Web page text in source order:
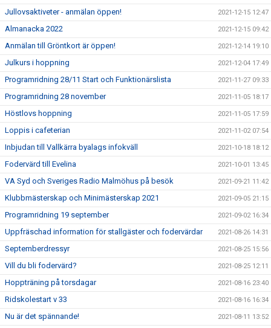
Jullovsaktiveter - anmälan öppen! 2021-12-15 12:47
Almanacka 2022 2021-12-15 09:42
Anmälan till Gröntkort är öppen! 2021-12-14 19:10
Julkurs i hoppning 2021-12-04 17:49
Programridning 28/11 Start och Funktionärslista 2021-11-27 09:33
Programridning 28 november 2021-11-05 18:17
Höstlovs hoppning 2021-11-05 17:59
Loppis i cafeterian 2021-11-02 07:54
Inbjudan till Vallkärra byalags infokväll 2021-10-18 18:12
Fodervärd till Evelina 2021-10-01 13:45
VA Syd och Sveriges Radio Malmöhus på besök 2021-09-21 11:42
Klubbmästerskap och Minimästerskap 2021 2021-09-05 21:15
Programridning 19 september 2021-09-02 16:34
Uppfräschad information för stallgäster och fodervärdar 2021-08-26 14:31
Septemberdressyr 2021-08-25 15:56
Vill du bli fodervärd? 2021-08-25 12:11
Hoppträning på torsdagar 2021-08-16 23:40
Ridskolestart v 33 2021-08-16 16:34
Nu är det spännande! 2021-08-11 13:52